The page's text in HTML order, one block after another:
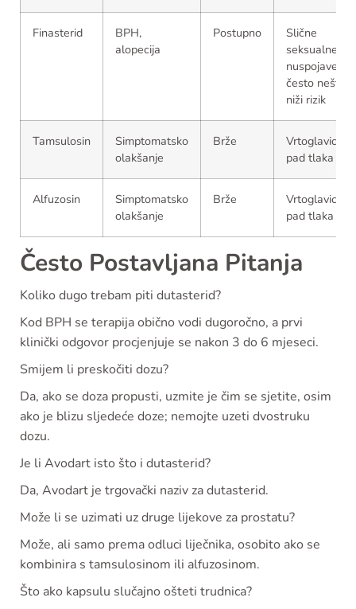
Finasterid
BPH,
alopecija
Postupno
Slične
seksualne
nuspojave,
često nešto
niži rizik
Tamsulosin
Simptomatsko
olakšanje
Brže
Vrtoglavica,
pad tlaka
Alfuzosin
Simptomatsko
olakšanje
Brže
Vrtoglavica,
pad tlaka
Često Postavljana Pitanja
Koliko dugo trebam piti dutasterid?
Kod BPH se terapija obično vodi dugoročno, a prvi
klinički odgovor procjenjuje se nakon 3 do 6 mjeseci.
Smijem li preskočiti dozu?
Da, ako se doza propusti, uzmite je čim se sjetite, osim
ako je blizu sljedeće doze; nemojte uzeti dvostruku
dozu.
Je li Avodart isto što i dutasterid?
Da, Avodart je trgovački naziv za dutasterid.
Može li se uzimati uz druge lijekove za prostatu?
Može, ali samo prema odluci liječnika, osobito ako se
kombinira s tamsulosinom ili alfuzosinom.
Što ako kapsulu slučajno ošteti trudnica?